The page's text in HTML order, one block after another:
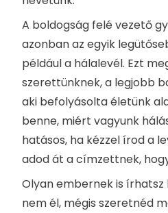
A boldogság felé vezető
azonban az egyik
például a hálalevél. Ezt
szerettünknek, a legjobb
aki befolyásolta életünk
benne, miért vagyunk
hatásos, ha kézzel írod a
adod át a címzettnek,
Olyan embernek is
nem él, mégis szeretnéd